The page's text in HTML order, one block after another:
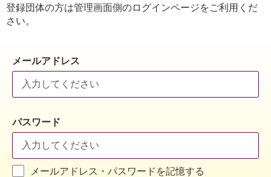
登録団体の方は管理画面側のログインページをご利用くだ
さい。
メールアドレス
パスワード
メールアドレス・パスワードを記憶する